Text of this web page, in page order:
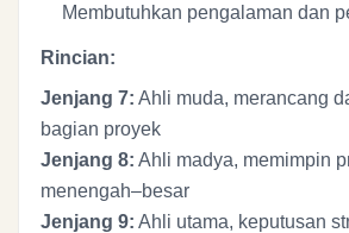
Membutuhkan pengalaman dan
Rincian:
Jenjang 7: Ahli muda, merancang
bagian proyek
Jenjang 8: Ahli madya, memimpin
menengah–besar
Jenjang 9: Ahli utama, keputusan